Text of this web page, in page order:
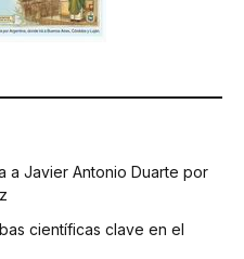
a Javier Antonio Duarte por
científicas clave en el